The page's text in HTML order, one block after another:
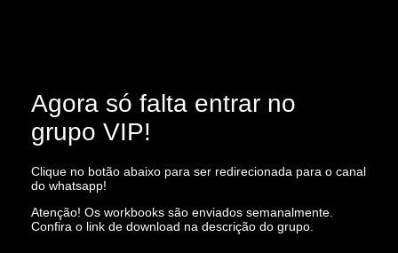
Agora só falta entrar no
grupo VIP!
Clique no botão abaixo para ser redirecionada para o canal
do whatsapp!
Atenção! Os workbooks são enviados semanalmente.
Confira o link de download na descrição do grupo.